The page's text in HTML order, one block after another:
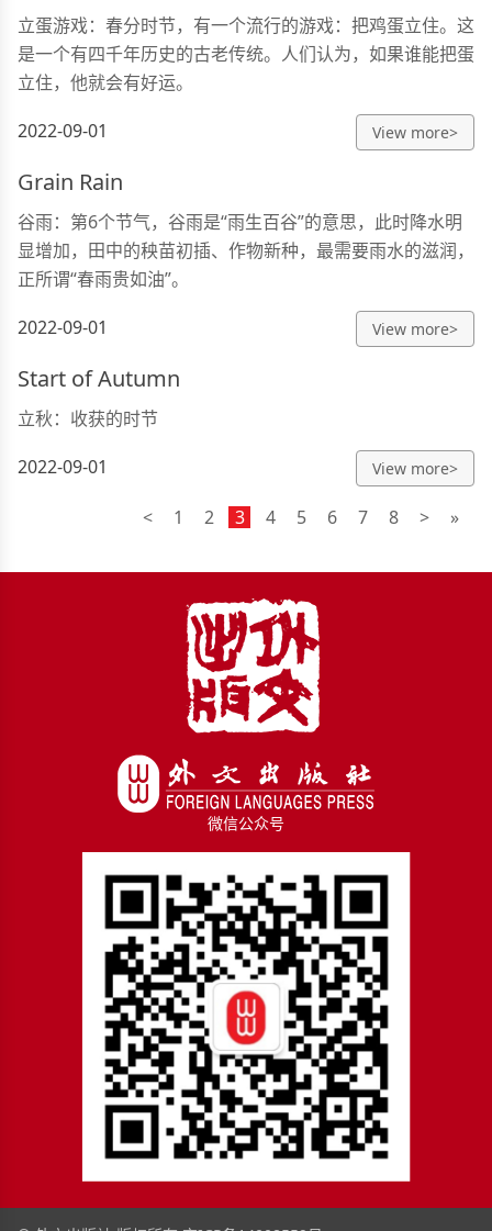
立蛋游戏：春分时节，有一个流行的游戏：把鸡蛋立住。这
是一个有四千年历史的古老传统。人们认为，如果谁能把蛋
立住，他就会有好运。
2022-09-01 View more>
Grain Rain
谷雨：第6个节气，谷雨是“雨生百谷”的意思，此时降水明
显增加，田中的秧苗初插、作物新种，最需要雨水的滋润，
正所谓“春雨贵如油”。
2022-09-01 View more>
Start of Autumn
立秋：收获的时节
2022-09-01 View more>
< 1 2 3 4 5 6 7 8 > »
微信公众号